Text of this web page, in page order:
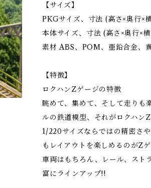
【サイズ】
PKGサイズ、寸法 (高さ×奥行×
本体サイズ、寸法 (高さ×奥行×
素材 ABS、POM、亜鉛合金、
【特徴】
ロクハンZゲージの特徴
眺めて、集めて、そして走りも
ルの鉄道模型、それがロクハンZ
1/220サイズならではの精密さ
もレイアウトを楽しめるのがZ
車両はもちろん、レール、スト
富にラインアップ!!